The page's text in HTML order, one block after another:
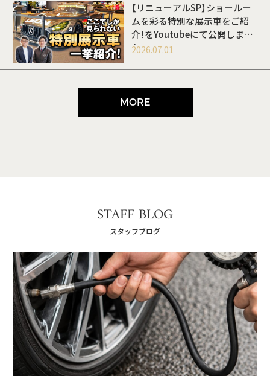
【リニューアルSP】ショールー
ムを彩る特別な展示車をご紹
介！をYoutubeにて公開しまし
た
2026.07.01
MORE
STAFF BLOG
スタッフブログ